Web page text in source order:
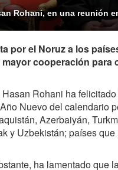
Rohani, en una reunión
por el Noruz a los
cooperación para
Rohani ha
Nuevo del calendario
Azerbaiyán,
y Uzbekistán; países
ha lamentado que